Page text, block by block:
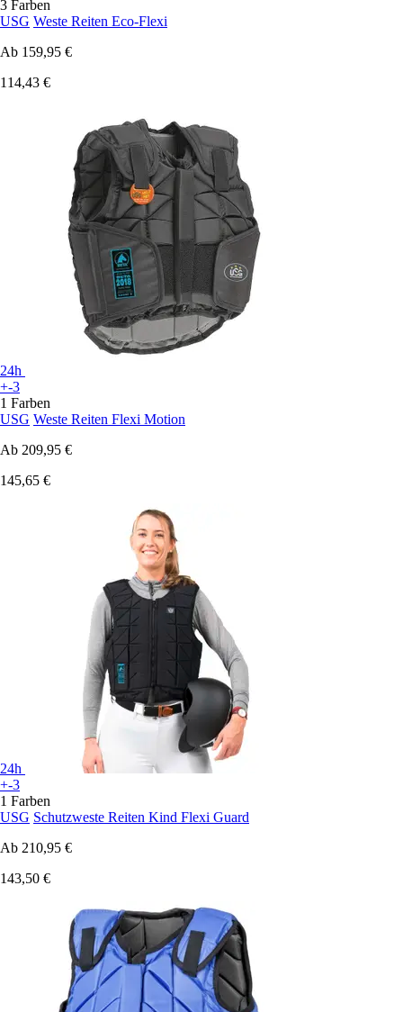
3 Farben
USG Weste Reiten Eco-Flexi
Ab 159,95 €
114,43 €
24h
+-3
1 Farben
USG Weste Reiten Flexi Motion
Ab 209,95 €
145,65 €
24h
+-3
1 Farben
USG Schutzweste Reiten Kind Flexi Guard
Ab 210,95 €
143,50 €